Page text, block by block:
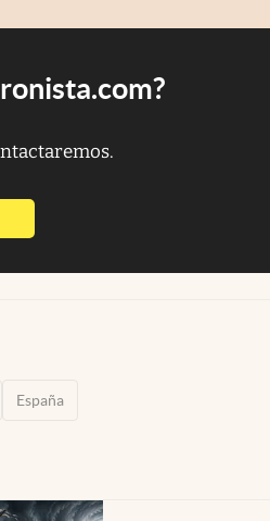
en nueva pestaña
España